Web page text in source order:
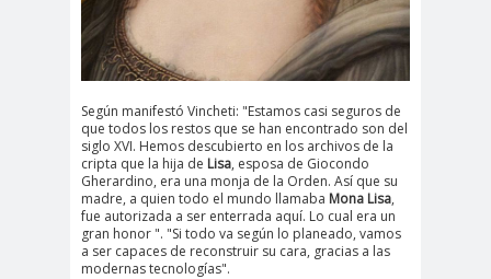
Según manifestó Vincheti: "Estamos casi seguros de
que todos los restos que se han encontrado son del
siglo XVI. Hemos descubierto en los archivos de la
cripta que la hija de Lisa, esposa de Giocondo
Gherardino, era una monja de la Orden. Así que su
madre, a quien todo el mundo llamaba Mona Lisa,
fue autorizada a ser enterrada aquí. Lo cual era un
gran honor ". "Si todo va según lo planeado, vamos
a ser capaces de reconstruir su cara, gracias a las
modernas tecnologías".